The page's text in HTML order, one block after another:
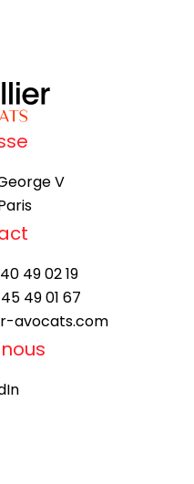
V
49 02 19
49 01 67
avocats.com